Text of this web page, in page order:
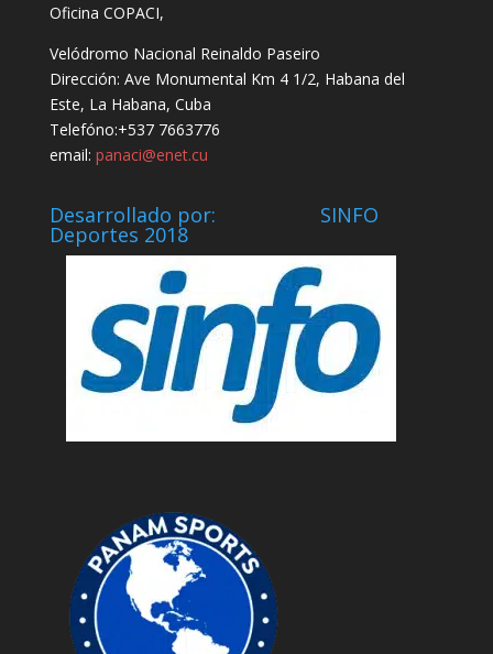
Oficina COPACI,
Velódromo Nacional Reinaldo Paseiro
Dirección: Ave Monumental Km 4 1/2, Habana del
Este, La Habana, Cuba
Telefóno:+537 7663776
email: panaci@enet.cu
Desarrollado por: SINFO
Deportes 2018